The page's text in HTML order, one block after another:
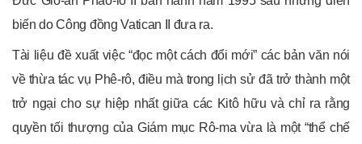
biến do Công đồng Vatican II đưa ra.
Tài liệu đề xuất việc “đọc một cách đổi mới” các bản văn nói
về thừa tác vụ Phê-rô, điều mà trong lịch sử đã trở thành một
trở ngại cho sự hiệp nhất giữa các Kitô hữu và chỉ ra rằng
quyền tối thượng của Giám mục Rô-ma vừa là một “thể chế